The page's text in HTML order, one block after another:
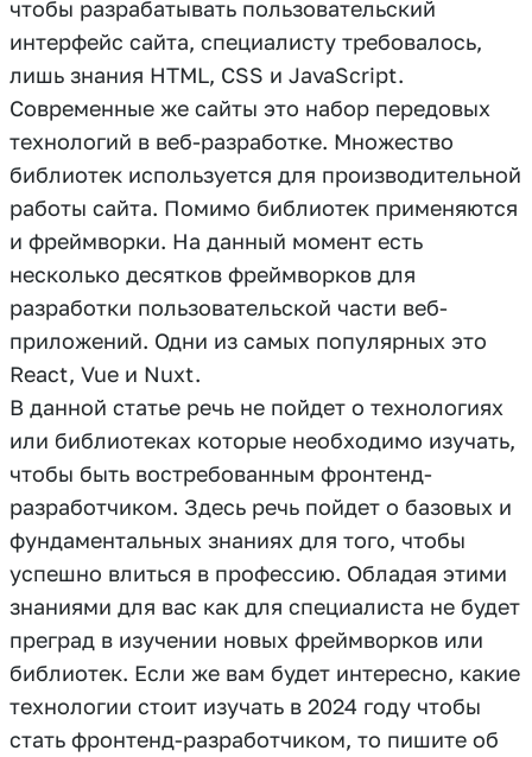
чтобы разрабатывать пользовательский
интерфейс сайта, специалисту требовалось,
лишь знания HTML, CSS и JavaScript.
Современные же сайты это набор передовых
технологий в веб-разработке. Множество
библиотек используется для производительной
работы сайта. Помимо библиотек применяются
и фреймворки. На данный момент есть
несколько десятков фреймворков для
разработки пользовательской части веб-
приложений. Одни из самых популярных это
React, Vue и Nuxt.
В данной статье речь не пойдет о технологиях
или библиотеках которые необходимо изучать,
чтобы быть востребованным фронтенд-
разработчиком. Здесь речь пойдет о базовых и
фундаментальных знаниях для того, чтобы
успешно влиться в профессию. Обладая этими
знаниями для вас как для специалиста не будет
преград в изучении новых фреймворков или
библиотек. Если же вам будет интересно, какие
технологии стоит изучать в 2024 году чтобы
стать фронтенд-разработчиком, то пишите об